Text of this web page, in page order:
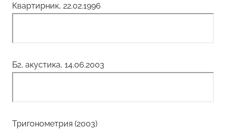
Квартирник, 22.02.1996
Б2, акустика, 14.06.2003
Тригонометрия (2003)